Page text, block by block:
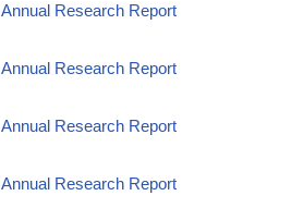
Annual Research Report
Annual Research Report
Annual Research Report
Annual Research Report